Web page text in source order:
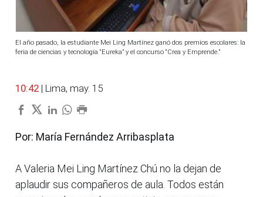
El año pasado, la estudiante Mei Ling Martínez ganó dos premios escolares: la
feria de ciencias y tecnología “Eureka” y el concurso “Crea y Emprende.”
10:42 | Lima, may. 15
Por: María Fernández Arribasplata
A Valeria Mei Ling Martínez Chú no la dejan de
aplaudir sus compañeros de aula. Todos están